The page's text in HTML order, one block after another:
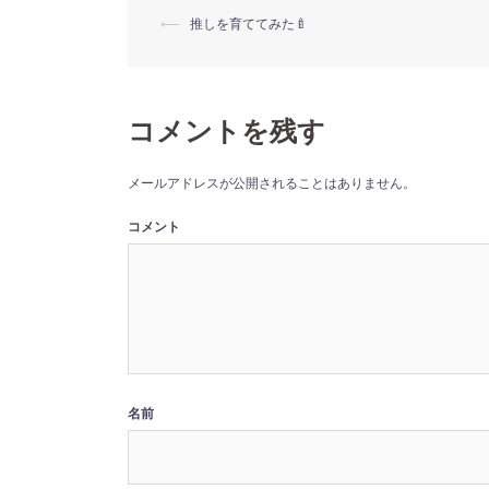
ウ
さ
い
ド
ウ
き
ま
投
ナ
ビ
ゲ
ョ
ン
⟵ 推しを育ててみた🍼
コメントを残す
メールアドレスが公開されることはありません。
コメント
名前